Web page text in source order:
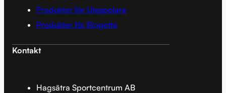
Produkter för Utespelare
Produkter för Ringette
Kontakt
Hagsätra Sportcentrum AB